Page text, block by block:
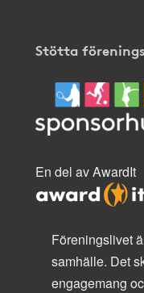
Stötta
En del av AwardIt
Föreningslivet
samhälle. Det
engagemang